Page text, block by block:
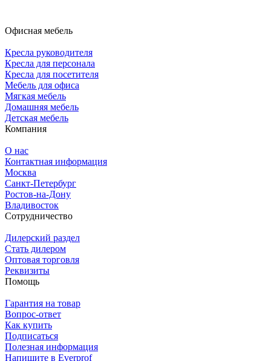
Офисная мебель
Кресла руководителя
Кресла для персонала
Кресла для посетителя
Мебель для офиса
Мягкая мебель
Домашняя мебель
Детская мебель
Компания
О нас
Контактная информация
Москва
Санкт-Петербург
Ростов-на-Дону
Владивосток
Сотрудничество
Дилерский раздел
Стать дилером
Оптовая торговля
Реквизиты
Помощь
Гарантия на товар
Вопрос-ответ
Как купить
Подписаться
Полезная информация
Напишите в Everprof